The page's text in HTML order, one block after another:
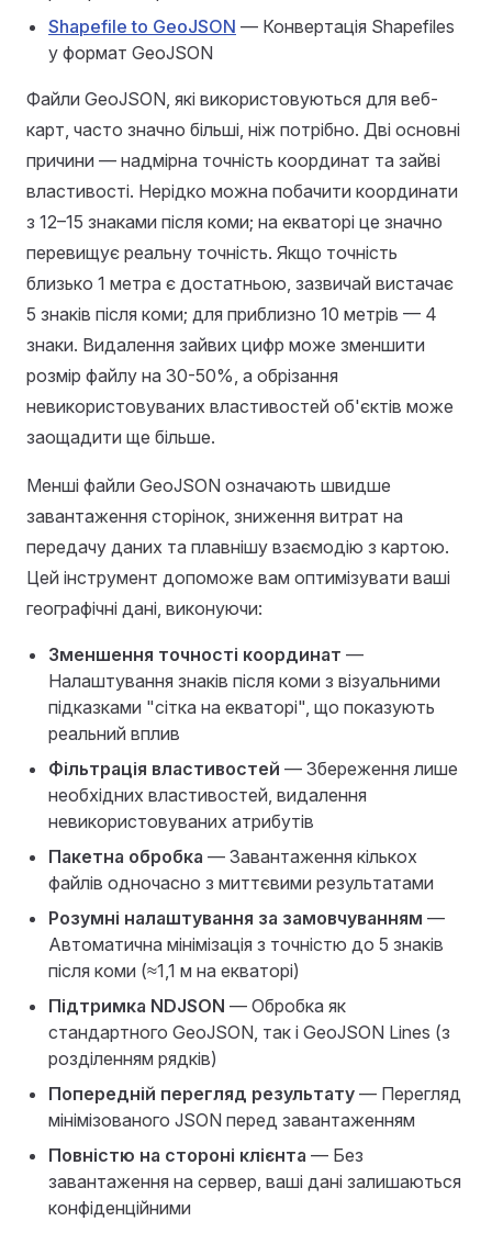
Shapefile to GeoJSON — Конвертація Shapefiles
у формат GeoJSON
Файли GeoJSON, які використовуються для веб-
карт, часто значно більші, ніж потрібно. Дві основні
причини — надмірна точність координат та зайві
властивості. Нерідко можна побачити координати
з 12–15 знаками після коми; на екваторі це значно
перевищує реальну точність. Якщо точність
близько 1 метра є достатньою, зазвичай вистачає
5 знаків після коми; для приблизно 10 метрів — 4
знаки. Видалення зайвих цифр може зменшити
розмір файлу на 30-50%, а обрізання
невикористовуваних властивостей об'єктів може
заощадити ще більше.
Менші файли GeoJSON означають швидше
завантаження сторінок, зниження витрат на
передачу даних та плавнішу взаємодію з картою.
Цей інструмент допоможе вам оптимізувати ваші
географічні дані, виконуючи:
Зменшення точності координат —
Налаштування знаків після коми з візуальними
підказками "сітка на екваторі", що показують
реальний вплив
Фільтрація властивостей — Збереження лише
необхідних властивостей, видалення
невикористовуваних атрибутів
Пакетна обробка — Завантаження кількох
файлів одночасно з миттєвими результатами
Розумні налаштування за замовчуванням —
Автоматична мінімізація з точністю до 5 знаків
після коми (≈1,1 м на екваторі)
Підтримка NDJSON — Обробка як
стандартного GeoJSON, так і GeoJSON Lines (з
розділенням рядків)
Попередній перегляд результату — Перегляд
мінімізованого JSON перед завантаженням
Повністю на стороні клієнта — Без
завантаження на сервер, ваші дані залишаються
конфіденційними